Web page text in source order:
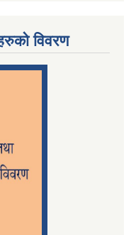
विवरण